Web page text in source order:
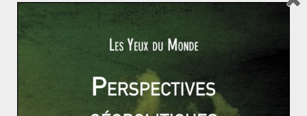
investissements. Ainsi, si le prix du brut augmente, les
compagnies ayant investi n’en profiteront pas. De plus,
ce système n’encourageait pas les compagnies
étrangères à améliorer les taux de récupération dans
des gisements exploités.
Les compagnies pétrolières préfèrent auxbuyback